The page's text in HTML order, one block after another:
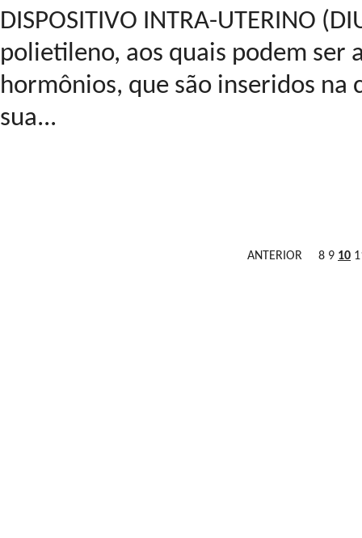
DISPOSITIVO INTRA-UTERINO
polietileno, aos quais podem ser
hormônios, que são inseridos na
sua...
ANTERIOR 8 9 10